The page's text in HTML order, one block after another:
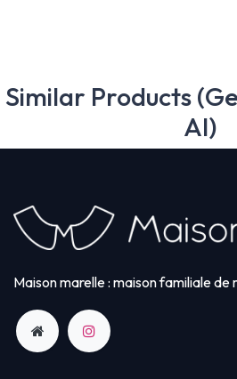
Similar Products
AI)
Maison marelle : maison familiale